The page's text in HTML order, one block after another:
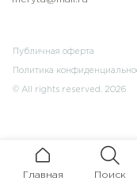
Публичная оферта
Политика
© All rights reserved. 2026
Главная Поиск